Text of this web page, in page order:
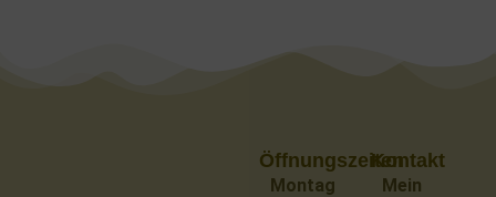
Kontakt
Mein
Öffnungszeiten
Montag